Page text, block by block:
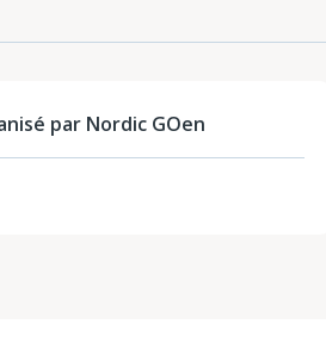
par Nordic GOen